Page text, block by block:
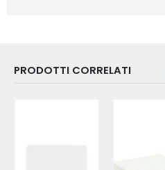
PRODOTTI CORRELATI